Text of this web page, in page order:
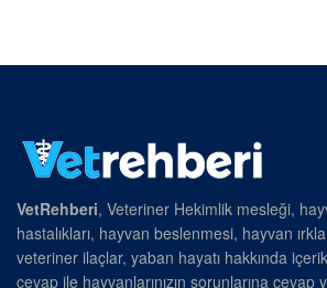
VetRehberi, Veteriner Hekimlik mesleği,
hastalıkları, hayvan beslenmesi, hayvan
veteriner ilaçlar, yaban hayatı hakkında
cevap ile hayvanlarınızın sorunlarına cevap